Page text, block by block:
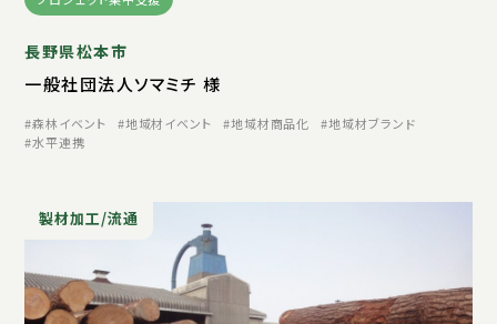
長野県松本市
一般社団法人ソマミチ 様
森林イベント 地域材イベント 地域材商品化
地域材ブランド
水平連携
製材加工/流通